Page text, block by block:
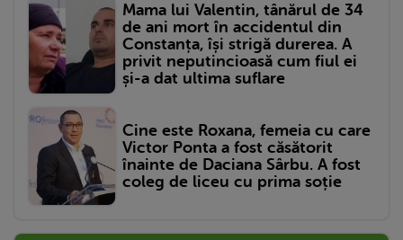
Mama lui Valentin, tânărul de 34
de ani mort în accidentul din
Constanța, își strigă durerea. A
privit neputincioasă cum fiul ei
și-a dat ultima suflare
Cine este Roxana, femeia cu care
Victor Ponta a fost căsătorit
înainte de Daciana Sârbu. A fost
coleg de liceu cu prima soție